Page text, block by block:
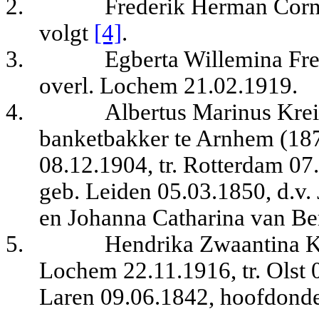
2.
Frederik Herman
volgt [4].
3.
Egberta Willemina
overl. Lochem 21.02.1919.
4.
Albertus Marinus
banketbakker te Arnhem
08.12.1904, tr. Rotterdam
geb. Leiden 05.03.1850,
en Johanna Catharina van
5.
Hendrika Zwaantina
Lochem 22.11.1916, tr. Olst
Laren 09.06.1842,